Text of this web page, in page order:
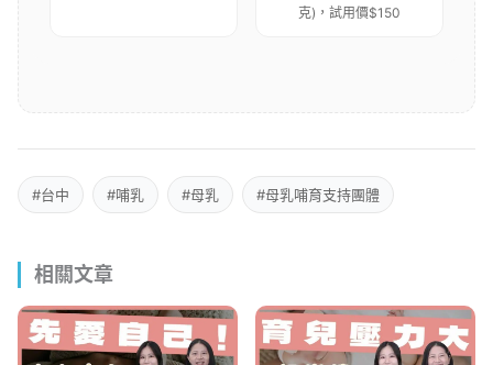
克)，試用價$150
#台中 #哺乳 #母乳 #母乳哺育支持團體
相關文章